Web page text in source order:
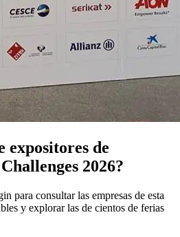
expositores de
2026?
para consultar las empresas de esta
y explorar las de cientos de ferias